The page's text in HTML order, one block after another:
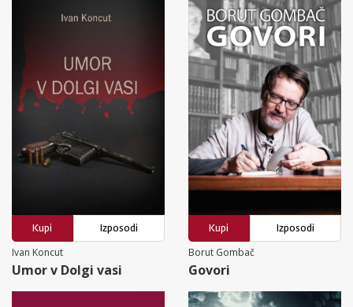
Kupi
Izposodi
Ivan Koncut
Umor v Dolgi vasi
Kupi
Izposodi
Borut Gombač
Govori